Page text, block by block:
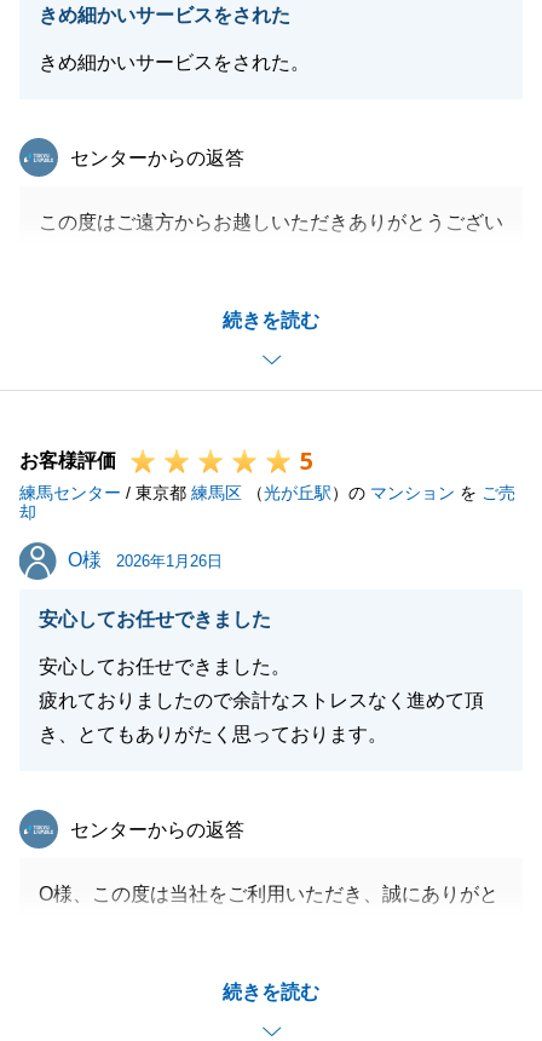
きめ細かいサービスをされた
きめ細かいサービスをされた。
続きを読む
東急リバブル
センターからの返答
この度はご遠方からお越しいただきありがとうござい
販売では良いご縁となり、ご希望価格での売却となり
また機会がございましたらご利用いただけますと幸い
お客様評価 5
練馬センター / 東京都 練馬区 （光が丘駅）の マンション を ご売
却
O様
O様 2026年1月26日
安心してお任せできました
安心してお任せできました。
疲れておりましたので余計なストレスなく進めて頂
き、とてもありがたく思っております。
続きを読む
東急リバブル
センターからの返答
O様、この度は当社をご利用いただき、誠にありがと
またご機会ございましたら、いつでもお気軽にご相談